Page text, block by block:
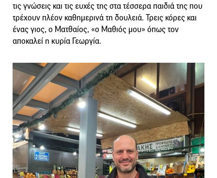
τις γνώσεις και τις ευχές της στα τέσσερα παιδιά της που
τρέχουν πλέον καθημερινά τη δουλειά. Τρεις κόρες και
ένας γιος, ο Ματθαίος, «ο Μαθιός μου» όπως τον
αποκαλεί η κυρία Γεωργία.